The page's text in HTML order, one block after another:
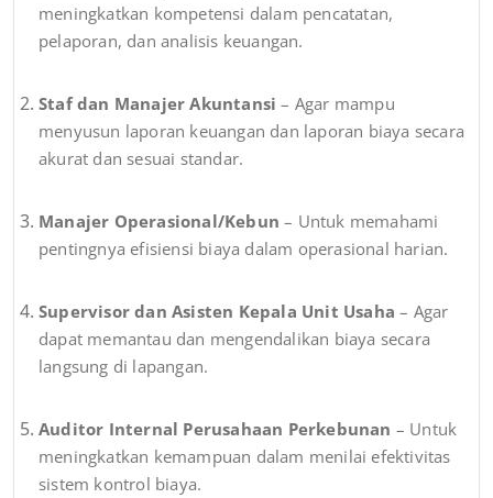
meningkatkan kompetensi dalam pencatatan,
pelaporan, dan analisis keuangan.
Staf dan Manajer Akuntansi – Agar mampu
menyusun laporan keuangan dan laporan biaya secara
akurat dan sesuai standar.
Manajer Operasional/Kebun – Untuk memahami
pentingnya efisiensi biaya dalam operasional harian.
Supervisor dan Asisten Kepala Unit Usaha – Agar
dapat memantau dan mengendalikan biaya secara
langsung di lapangan.
Auditor Internal Perusahaan Perkebunan – Untuk
meningkatkan kemampuan dalam menilai efektivitas
sistem kontrol biaya.